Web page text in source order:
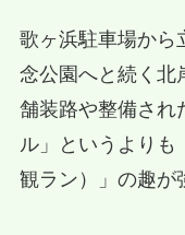
歌ヶ浜駐車場から
念公園へと続く北
舗装路や整備され
ル」というよりも
観ラン）」の趣が